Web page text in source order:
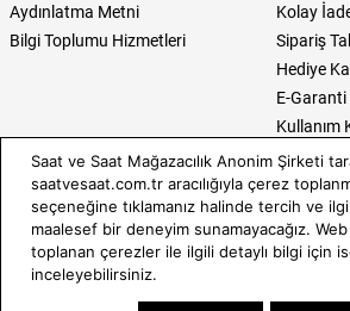
Aydınlatma Metni
Bilgi Toplumu Hizmetleri
Kolay
Sipariş
Hediye
E-Garanti
Kullanım
Saat ve Saat
Hakkımızda
Neden Saat ve Saat
Mağazalar
Erkek
Kadın
Takı &
Saat ve Saat Mağazacılık Anonim Şirketi
saatvesaat.com.tr aracılığıyla çerez
seçeneğine tıklamanız halinde tercih ve
maalesef bir deneyim sunamayacağız. Web
toplanan çerezler ile ilgili detaylı bilgi için
inceleyebilirsiniz.